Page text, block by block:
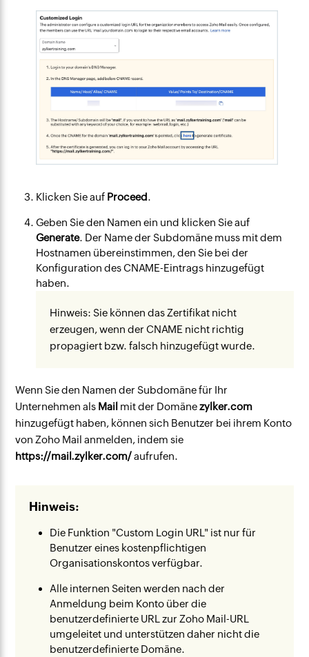
Klicken Sie auf Proceed.
Geben Sie den Namen ein und klicken Sie auf
Generate. Der Name der Subdomäne muss mit dem
Hostnamen übereinstimmen, den Sie bei der
Konfiguration des CNAME-Eintrags hinzugefügt
haben.
Hinweis: Sie können das Zertifikat nicht
erzeugen, wenn der CNAME nicht richtig
propagiert bzw. falsch hinzugefügt wurde.
Wenn Sie den Namen der Subdomäne für Ihr
Unternehmen als Mail mit der Domänezylker.com
hinzugefügt haben, können sich Benutzer bei ihrem Konto
von Zoho Mail anmelden, indem sie
https://mail.zylker.com/aufrufen.
Hinweis:
Die Funktion "Custom Login URL" ist nur für
Benutzer eines kostenpflichtigen
Organisationskontos verfügbar.
Alle internen Seiten werden nach der
Anmeldung beim Konto über die
benutzerdefinierte URL zur Zoho Mail-URL
umgeleitet und unterstützen daher nicht die
benutzerdefinierte Domäne.